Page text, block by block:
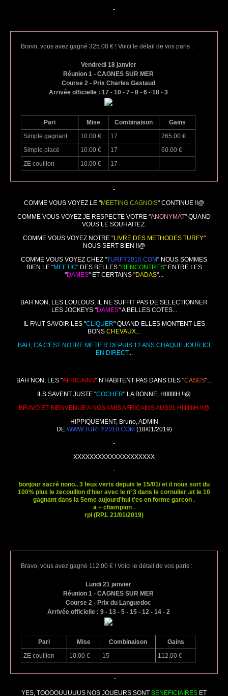
-
Bravo, vous avez gagné 325.00 € ! Voici le détail de vos paris :
Vendredi 18 janvier
Réunion 1 - CAGNES SUR MER
Course 2 - Prix Charles Gastaud
Arrivée officielle : 17 - 10 - 7 - 8 - 6 - 18 - 3
Pari Mise Combinaison
Gains
Simple gagnant
10.00 € 17
265.00 €
Simple placé
10.00 € 17
60.00 €
ZE couillon
10.00 € 17
-
COMME VOUS VOYEZ LE "MEETING CAGNOIS" CONTINUE !!@
COMME VOUS VOYEZ JE RESPECTE VOTRE "ANONYMAT" QUAND
VOUS LE SOUHAITEZ.
COMME VOUS VOYEZ NOTRE "LIVRE DES METHODES TURFY"
NOUS SERT BIEN !!@
COMME VOUS VOYEZ CHEZ "TURFY2010.COM" NOUS SOMMES
BIEN LE "MEETIC" DES BELLES "RENCONTRES" ENTRE LES
"DAMES" ET CERTAINS "DADAS"...
BAH NON, LES LOULOUS, IL NE SUFFIT PAS DE SELECTIONNER
LES JOCKEYS "DAMES" A BELLES COTES...
IL FAUT SAVOIR LES "CLIQUER" QUAND ELLES MONTENT LES
BONS CHEVAUX...
BAH, CA C'EST NOTRE METIER DEPUIS 12 ANS CHAQUE JOUR ICI
EN DIRECT...
BAH NON, LES "AFRICAINS" N'HABITENT PAS DANS DES "CASES"...
ILS SAVENT JUSTE "COCHER" LA BONNE, HIIIIIIIH !!@
BRAVO ET BIENVENUE A NOS AMIS AFRICAINS AUSSI, HIIIIIIIIH !!@
HIPPIQUEMENT, Bruno, ADMIN
DE WWW.TURFY2010.COM (18/01/2019)
-
XXXXXXXXXXXXXXXXXXXX
-
bonjour sacré nono.. 3 feux verts depuis le 15/01/ et il nous sort du
100% plus le zecouillon d'hier avec le n°3 dans le cornulier .et le 10
gagnant dans la 5eme aujourd'hui t'es en forme garcon .
a + champion .
rpl (RP.L 21/01/2019)
-
Bravo, vous avez gagné 112.00 € ! Voici le détail de vos paris :
Lundi 21 janvier
Réunion 1 - CAGNES SUR MER
Course 2 - Prix du Languedoc
Arrivée officielle : 9 - 13 - 5 - 15 - 12 - 14 - 2
Pari Mise Combinaison
Gains
ZE couillon
10.00 € 15 112.00 €
-
YES, TOOOOUUUUUS NOS JOUEURS SONT BENEFICIAIRES ET